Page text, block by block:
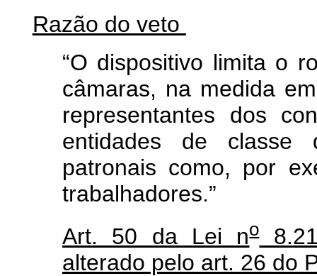
Razão do veto
“O dispositivo limita o
câmaras, na medida
representantes dos
entidades de classe
patronais como, por
trabalhadores.”
Art. 50 da Lei no
alterado pelo art. 26 do